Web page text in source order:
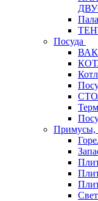
Посуда
Примусы,